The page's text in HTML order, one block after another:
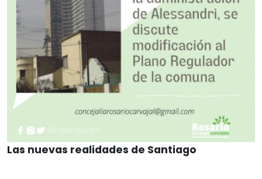
Las nuevas realidades de Santiago